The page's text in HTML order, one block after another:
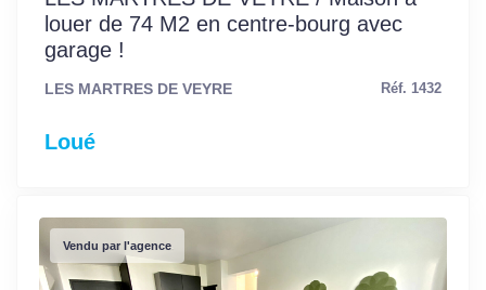
louer de 74 M2 en centre-bourg avec
garage !
LES MARTRES DE VEYRE Réf. 1432
Loué
Vendu par l'agence